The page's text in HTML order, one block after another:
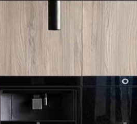
SUB-ZERO
WOLF